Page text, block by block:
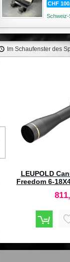
CHF
Schweiz-
Im Schaufenster des